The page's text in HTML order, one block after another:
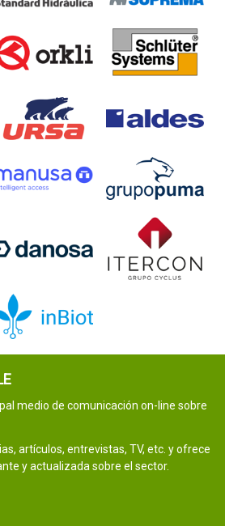
medio de comunicación on-line sobre
artículos, entrevistas, TV, etc. y ofrece
y actualizada sobre el sector.